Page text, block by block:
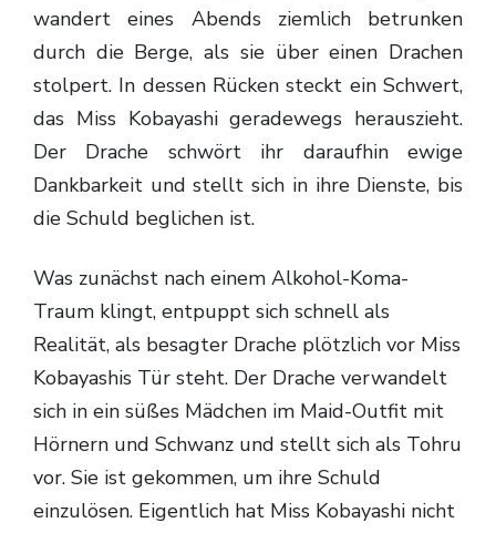
wandert eines Abends ziemlich betrunken
durch die Berge, als sie über einen Drachen
stolpert. In dessen Rücken steckt ein Schwert,
das Miss Kobayashi geradewegs herauszieht.
Der Drache schwört ihr daraufhin ewige
Dankbarkeit und stellt sich in ihre Dienste, bis
die Schuld beglichen ist.
Was zunächst nach einem Alkohol-Koma-
Traum klingt, entpuppt sich schnell als
Realität, als besagter Drache plötzlich vor Miss
Kobayashis Tür steht. Der Drache verwandelt
sich in ein süßes Mädchen im Maid-Outfit mit
Hörnern und Schwanz und stellt sich als Tohru
vor. Sie ist gekommen, um ihre Schuld
einzulösen. Eigentlich hat Miss Kobayashi nicht